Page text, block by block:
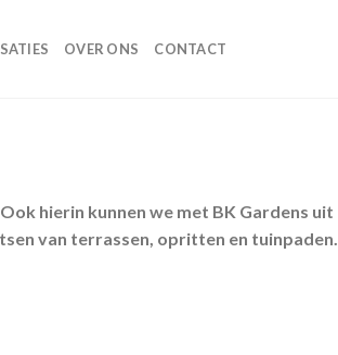
OVER ONS CONTACT
hierin kunnen we met BK Gardens uit
van terrassen, opritten en tuinpaden.